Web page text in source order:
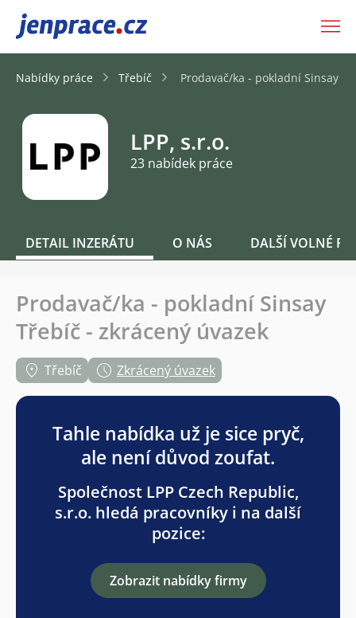
JenPráce.cz
Nabídky práce Třebíč Prodavač/ka - pokladní Sinsay
LPP, s.r.o.
23 nabídek práce
DETAIL INZERÁTU O NÁS DALŠÍ VOLNÉ
Prodavač/ka - pokladní Sinsay
Třebíč - zkrácený úvazek
Třebíč Zkrácený úvazek
Tahle nabídka už je sice pryč,
ale není důvod zoufat.
Společnost LPP Czech Republic,
s.r.o. hledá pracovníky i na další
pozice:
Zobrazit nabídky firmy